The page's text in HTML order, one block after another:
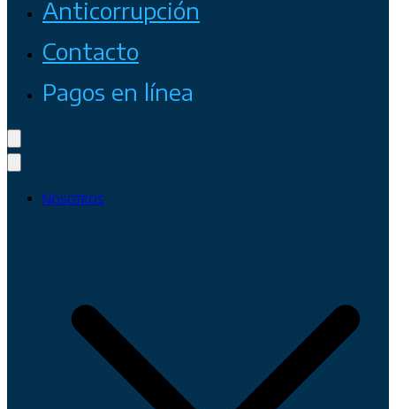
Anticorrupción
Contacto
Pagos en línea
Nosotros